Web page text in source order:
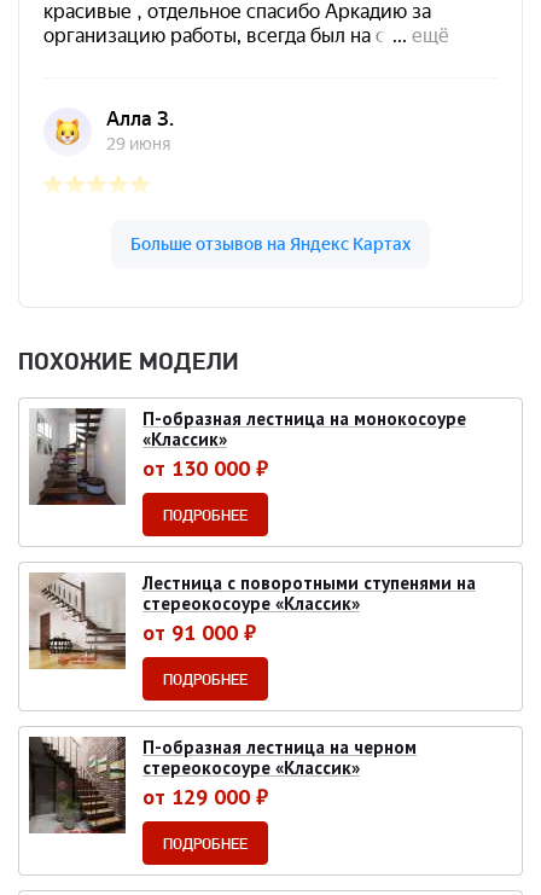
ПОХОЖИЕ МОДЕЛИ
П-образная лестница на монокосоуре
«Классик»
от 130 000 ₽
ПОДРОБНЕЕ
Лестница с поворотными ступенями на
стереокосоуре «Классик»
от 91 000 ₽
ПОДРОБНЕЕ
П-образная лестница на черном
стереокосоуре «Классик»
от 129 000 ₽
ПОДРОБНЕЕ